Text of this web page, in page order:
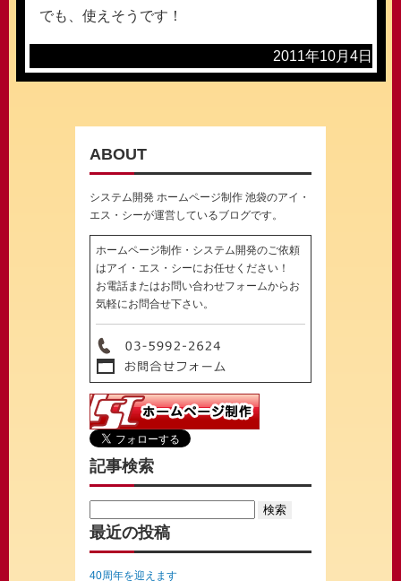
でも、使えそうです！
2011年10月4日
ABOUT
システム開発 ホームページ制作 池袋のアイ・
エス・シーが運営しているブログです。
ホームページ制作・システム開発のご依頼
はアイ・エス・シーにお任せください！
お電話またはお問い合わせフォームからお
気軽にお問合せ下さい。
記事検索
for:
最近の投稿
40周年を迎えます